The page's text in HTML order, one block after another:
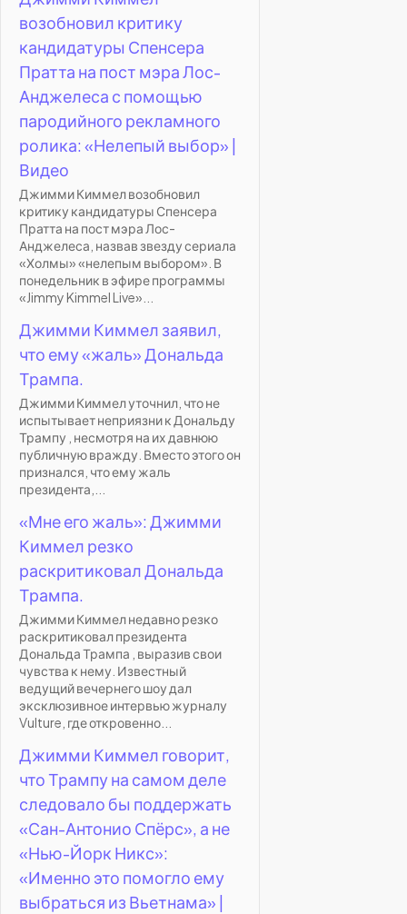
возобновил критику
кандидатуры Спенсера
Пратта на пост мэра Лос-
Анджелеса с помощью
пародийного рекламного
ролика: «Нелепый выбор» |
Видео
Джимми Киммел возобновил
критику кандидатуры Спенсера
Пратта на пост мэра Лос-
Анджелеса, назвав звезду сериала
«Холмы» «нелепым выбором». В
понедельник в эфире программы
«Jimmy Kimmel Live»...
Джимми Киммел заявил,
что ему «жаль» Дональда
Трампа.
Джимми Киммел уточнил, что не
испытывает неприязни к Дональду
Трампу , несмотря на их давнюю
публичную вражду. Вместо этого он
признался, что ему жаль
президента,...
«Мне его жаль»: Джимми
Киммел резко
раскритиковал Дональда
Трампа.
Джимми Киммел недавно резко
раскритиковал президента
Дональда Трампа , выразив свои
чувства к нему. Известный
ведущий вечернего шоу дал
эксклюзивное интервью журналу
Vulture, где откровенно...
Джимми Киммел говорит,
что Трампу на самом деле
следовало бы поддержать
«Сан-Антонио Спёрс», а не
«Нью-Йорк Никс»:
«Именно это помогло ему
выбраться из Вьетнама» |